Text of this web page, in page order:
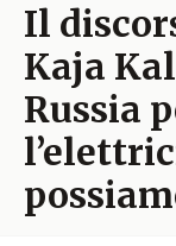
Il
Kaja
Russia